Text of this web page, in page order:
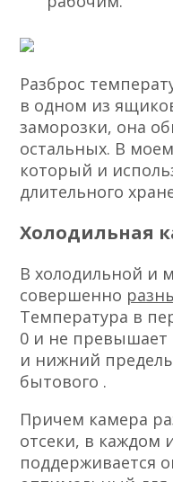
Разброс
в одном из
заморозки, она
остальных. В
который и
длительного
Холодильная
В холодильной и
совершенно
Температура в
0 и не превышает
и нижний
бытового .
Причем камера
отсеки, в каждом
поддерживается